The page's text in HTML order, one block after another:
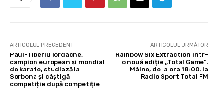
ARTICOLUL PRECEDENT
Paul-Tiberiu Iordache,
campion european și mondial
de karate, studiază la
Sorbona și câștigă
competiție după competiție
ARTICOLUL URMĂTOR
Rainbow Six Extraction într-
o nouă ediție ,,Total Game”.
Mâine, de la ora 18:00, la
Radio Sport Total FM